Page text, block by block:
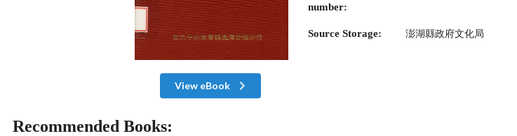
View eBook
number:
Source Storage: 澎湖縣政府文化局
Recommended Books: